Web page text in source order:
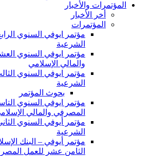
المؤتمرات والأخبار
أخر الأخبار
المؤتمرات
مؤتمر ايوفي السنوي
الشرعية
مؤتمر ايوفي السنوي
والمالي الإسلامي
مؤتمر ايوفي السنوي
الشرعية
بحوث المؤتمر
مؤتمر ايوفي السنوي
المصرفي والمالي
مؤتمر أيوفي السنوي
الشرعية
مؤتمر أيوفي – البنك
الثامن عشر للعمل